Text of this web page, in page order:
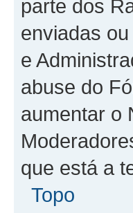
parte dos
enviadas
e
abuse do
aumentar o
que está a
Topo